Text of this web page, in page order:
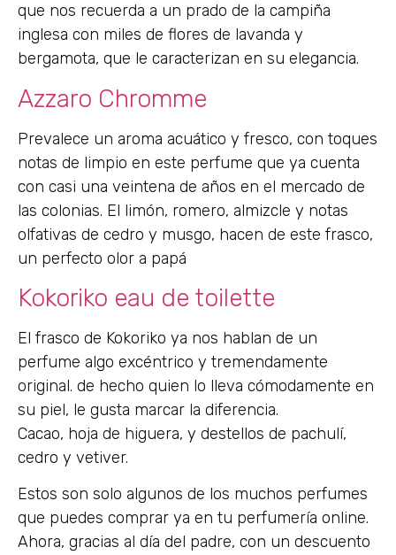
que nos recuerda a un prado de la campiña
inglesa con miles de flores de lavanda y
bergamota, que le caracterizan en su elegancia.
Azzaro Chromme
Prevalece un aroma acuático y fresco, con toques
notas de limpio en este perfume que ya cuenta
con casi una veintena de años en el mercado de
las colonias. El limón, romero, almizcle y notas
olfativas de cedro y musgo, hacen de este frasco,
un perfecto olor a papá
Kokoriko eau de toilette
El frasco de Kokoriko ya nos hablan de un
perfume algo excéntrico y tremendamente
original. de hecho quien lo lleva cómodamente en
su piel, le gusta marcar la diferencia.
Cacao, hoja de higuera, y destellos de pachulí,
cedro y vetiver.
Estos son solo algunos de los muchos perfumes
que puedes comprar ya en tu perfumería online.
Ahora, gracias al día del padre, con un descuento